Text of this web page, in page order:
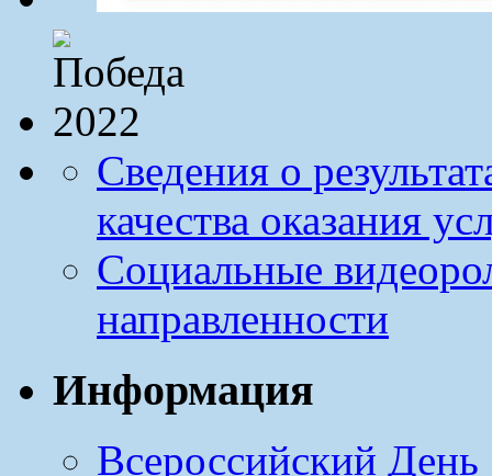
Сведения о
качества оказания
Социальные
направленности
Информация
Всероссийский День